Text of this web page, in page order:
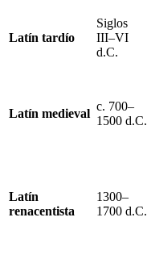
Latín tardío
Siglos
III–VI
d.C.
Latín medieval
c. 700–
1500 d.C.
Latín
renacentista
1300–
1700 d.C.